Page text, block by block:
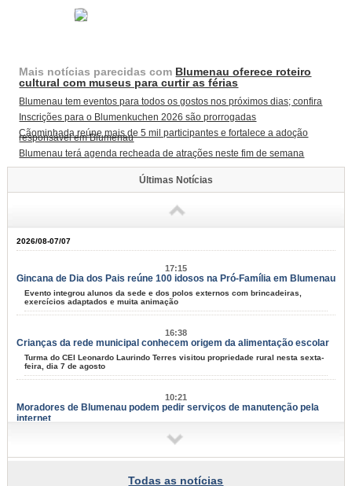
Mais notícias parecidas com Blumenau oferece roteiro
cultural com museus para curtir as férias
Blumenau tem eventos para todos os gostos nos próximos dias; confira
Inscrições para o Blumenkuchen 2026 são prorrogadas
Cãominhada reúne mais de 5 mil participantes e fortalece a adoção
responsável em Blumenau
Blumenau terá agenda recheada de atrações neste fim de semana
Últimas Notícias
2026/08-07/07
17:15
Gincana de Dia dos Pais reúne 100 idosos na Pró-Família em Blumenau
Evento integrou alunos da sede e dos polos externos com brincadeiras,
exercícios adaptados e muita animação
16:38
Crianças da rede municipal conhecem origem da alimentação escolar
Turma do CEI Leonardo Laurindo Terres visitou propriedade rural nesta sexta-
feira, dia 7 de agosto
10:21
Moradores de Blumenau podem pedir serviços de manutenção pela
internet
Samae faz campanha para grandes geradores de lixo
Todas as notícias